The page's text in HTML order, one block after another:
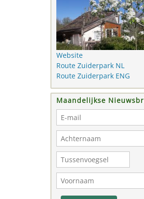
Website
Route Zuiderpark NL
Route Zuiderpark ENG
Maandelijkse